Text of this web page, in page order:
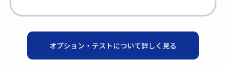
オプション・テストについて詳しく見る